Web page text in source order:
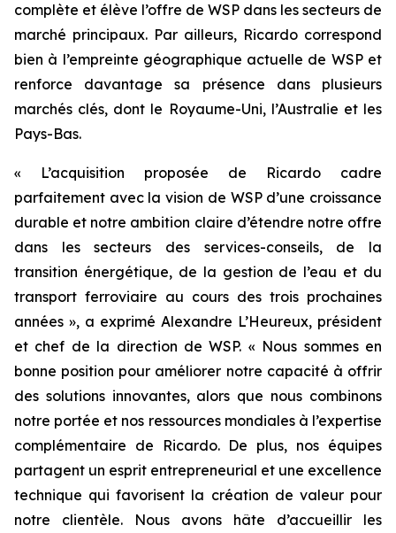
complète et élève l’offre de WSP dans les secteurs de
marché principaux. Par ailleurs, Ricardo correspond
bien à l’empreinte géographique actuelle de WSP et
renforce davantage sa présence dans plusieurs
marchés clés, dont le Royaume-Uni, l’Australie et les
Pays-Bas.
« L’acquisition proposée de Ricardo cadre
parfaitement avec la vision de WSP d’une croissance
durable et notre ambition claire d’étendre notre offre
dans les secteurs des services-conseils, de la
transition énergétique, de la gestion de l’eau et du
transport ferroviaire au cours des trois prochaines
années », a exprimé Alexandre L’Heureux, président
et chef de la direction de WSP. « Nous sommes en
bonne position pour améliorer notre capacité à offrir
des solutions innovantes, alors que nous combinons
notre portée et nos ressources mondiales à l’expertise
complémentaire de Ricardo. De plus, nos équipes
partagent un esprit entrepreneurial et une excellence
technique qui favorisent la création de valeur pour
notre clientèle. Nous avons hâte d’accueillir les